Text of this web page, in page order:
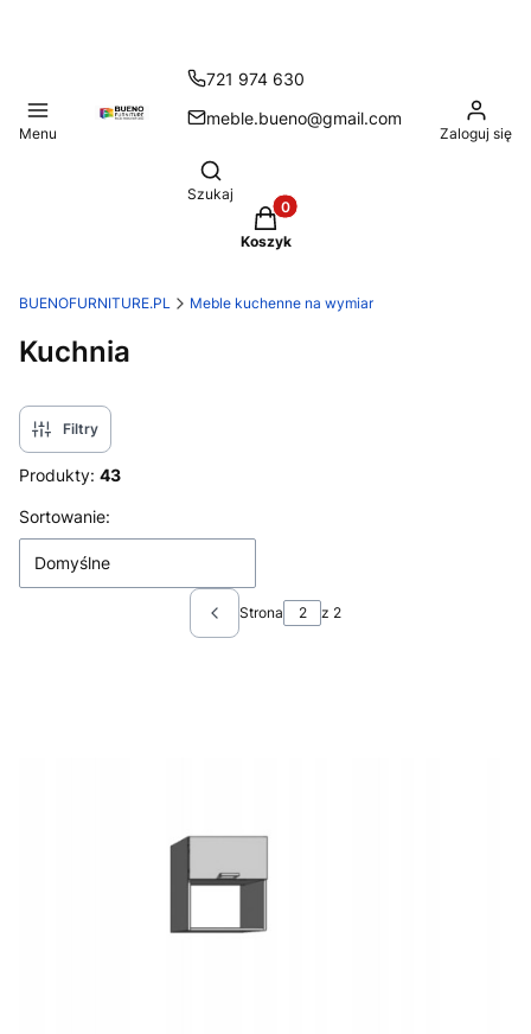
Menu
721 974 630
meble.bueno@gmail.com
Otwórz wyszukiwarkę
Szukaj
Zaloguj się
Produkty w koszyku: 0. Zobacz
Koszyk
BUENOFURNITURE.PL Meble kuchenne na wymiar
Kuchnia
Filtry
Produkty: 43
Lista produktów
Sortowanie:
Domyślne
Poprzednie produkty
Strona z 2